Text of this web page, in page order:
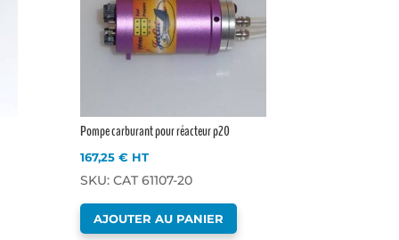
Pompe carburant pour réacteur p20
167,25€ HT
SKU: CAT 61107-20
AJOUTER AU PANIER